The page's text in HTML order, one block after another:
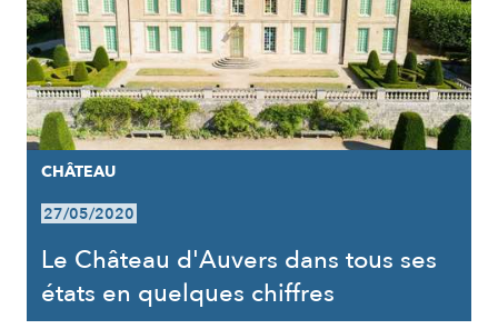
CHÂTEAU
27/05/2020
Le Château d'Auvers dans tous ses
états en quelques chiffres